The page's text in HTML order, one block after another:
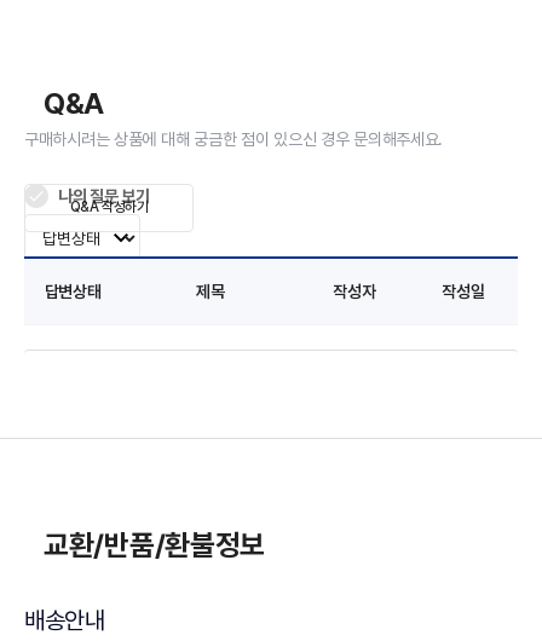
Q&A
구매하시려는 상품에 대해 궁금한 점이 있으신 경우 문의해주세요.
나의 질문 보기
답변상태 제목 작성자 작성일
Q&A 작성하기
교환/반품/환불정보
배송안내